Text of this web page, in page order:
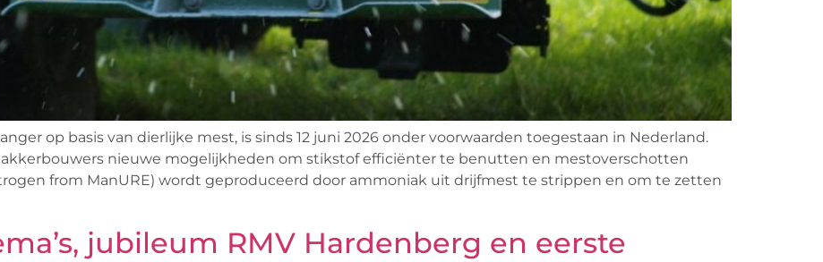
op basis van dierlijke mest, is sinds 12 juni 2026 onder voorwaarden toegestaan in Nederland.
nieuwe mogelijkheden om stikstof efficiënter te benutten en mestoverschotten
from ManURE) wordt geproduceerd door ammoniak uit drijfmest te strippen en om te zetten
jubileum RMV Hardenberg en eerste